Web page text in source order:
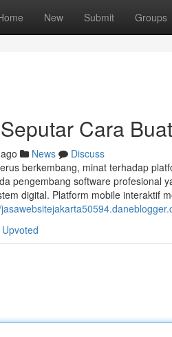
New Submit Groups
Cara
News
Discuss
berkembang, minat terhadap
pengembang software profesional
digital. Platform mobile interaktif